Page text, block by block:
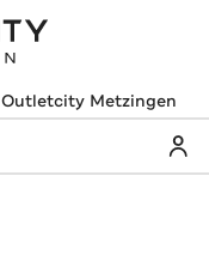
Outletcity Metzingen